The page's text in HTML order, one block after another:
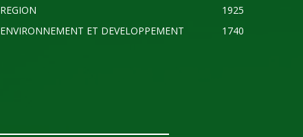
REGION
1925
ENVIRONNEMENT ET DEVELOPPEMENT
1740